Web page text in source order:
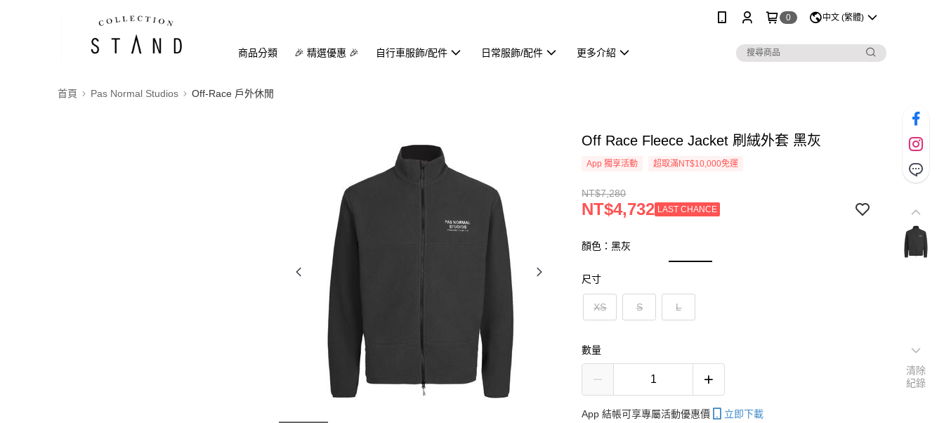
0 中文 (繁體)
商品分類 🎉 精選優惠 🎉 自行車服飾/配件 日常服飾/配件 更多介紹
首頁 Pas Normal Studios Off-Race 戶外休閒
Off Race Fleece Jacket 刷絨外套 黑灰
App 獨享活動 超取滿NT$10,000免運
NT$7,280
NT$4,732 LAST CHANCE
顏色：黑灰
尺寸
XS S L
數量
App 結帳可享專屬活動優惠價 立即下載
清除
紀錄